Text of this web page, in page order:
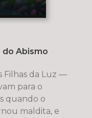
do Abismo
Filhas da Luz —
para o
quando o
maldita, e